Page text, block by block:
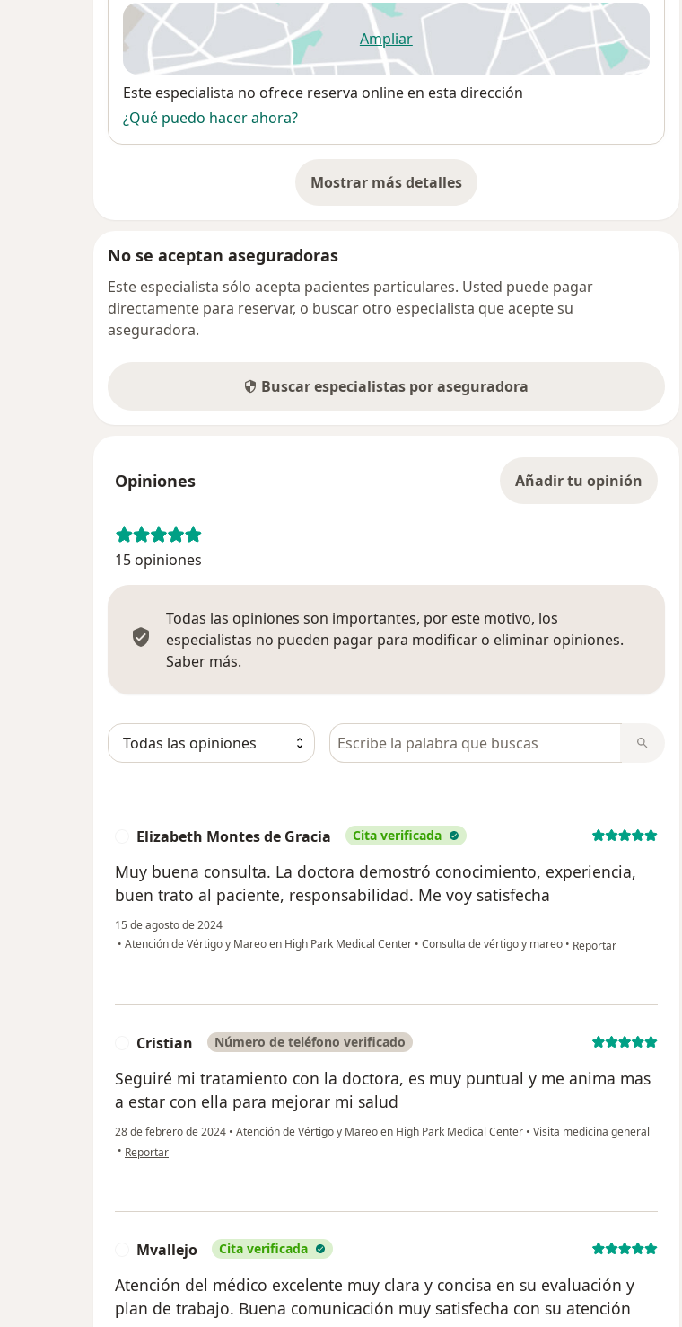
Ampliarse abre en una nueva pestaña
Disponibilidad
Este especialista no ofrece reserva online en esta dirección
¿Qué puedo hacer ahora?
Mostrar más detalles
sobre la dirección
No se aceptan aseguradoras
Este especialista sólo acepta pacientes particulares. Usted puede pagar
directamente para reservar, o buscar otro especialista que acepte su
aseguradora.
Buscar especialistas por aseguradora
Opiniones Añadir tu opinión
15 opiniones
Todas las opiniones son importantes, por este motivo, los
especialistas no pueden pagar para modificar o eliminar opiniones.
Saber más.
Busca en opiniones
Elizabeth Montes de Gracia Cita verificada
Muy buena consulta. La doctora demostró conocimiento, experiencia,
buen trato al paciente, responsabilidad. Me voy satisfecha
15 de agosto de 2024
• Atención de Vértigo y Mareo en High Park Medical Center • Consulta de vértigo y mareo • en opinión del
Reportar
Cristian Número de teléfono verificado
Seguiré mi tratamiento con la doctora, es muy puntual y me anima mas
a estar con ella para mejorar mi salud
28 de febrero de 2024 • Atención de Vértigo y Mareo en High Park Medical Center • Visita medicina general
• en opinión del usuario Cristian
Reportar
Mvallejo Cita verificada
Atención del médico excelente muy clara y concisa en su evaluación y
plan de trabajo. Buena comunicación muy satisfecha con su atención